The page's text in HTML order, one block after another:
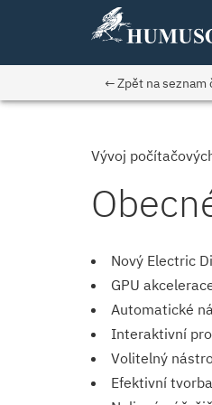
← Zpět na seznam
Vývoj
Nový Electric
GPU
Automatické
Interaktivní
Volitelný
Efektivní